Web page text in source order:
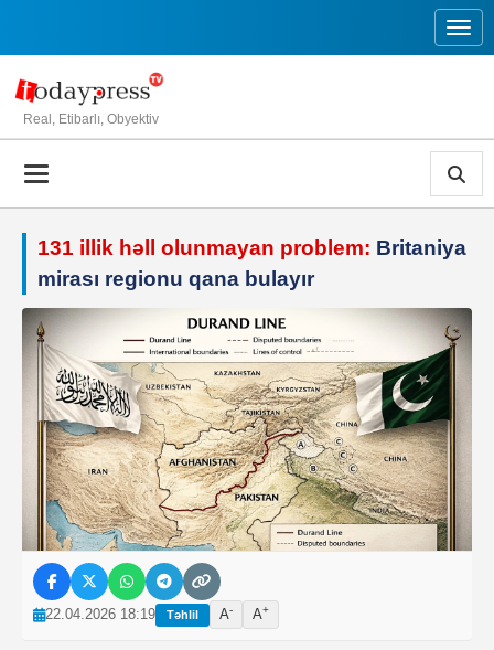
Real, Etibarlı, Obyektiv
131 illik həll olunmayan problem: Britaniya
mirası regionu qana bulayır
22.04.2026 18:19 Təhlil A- A+